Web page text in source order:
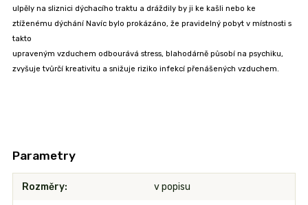
ulpěly na sliznici dýchacího traktu a dráždily by ji ke kašli nebo ke
ztíženému dýchání Navíc bylo prokázáno, že pravidelný pobyt v místnosti s
takto
upraveným vzduchem odbourává stress, blahodárně působí na psychiku,
zvyšuje tvůrčí kreativitu a snižuje riziko infekcí přenášených vzduchem.
Parametry
Rozměry v popisu